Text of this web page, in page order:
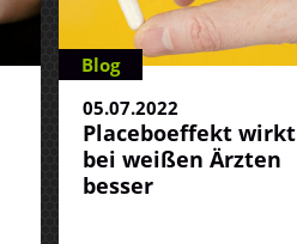
Blog
05.07.2022
Placeboeffekt wirkt
bei weißen Ärzten
besser